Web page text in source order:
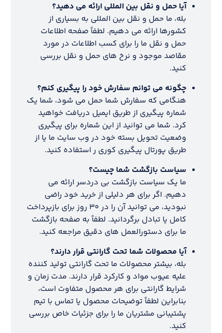
آیا حمل و نقل بین المللی ارائه می دهید؟
بله، ما حمل و نقل بین المللی به بسیاری از
کشورها ارائه می دهیم. لطفاً صفحه اطلاعات
حمل و نقل ما را برای کسب اطلاعات در مورد
مقاصد موجود و نرخ های حمل و نقل بررسی
کنید.
چگونه می توانم سفارش خود را پیگیری کنم؟
هنگامی که سفارش شما حمل می شود، شما یک
شماره پیگیری از طریق ایمیل دریافت خواهید
کرد. شما می توانید از این شماره برای پیگیری
وضعیت تحویل بسته خود در وب سایت ما یا از
طریق پورتال پیگیری کوری ر استفاده کنید.
سیاست بازگشت شما چیست؟
ما یک سیاست بازگشت بی دردسر ارائه می
دهیم. اگر برای هر دلیلی از خرید خود راضی
نبودید، می توانید آن را در ۳۰ روز برای بازپرداخت
کامل یا تبادل برگردانید. لطفاً به صفحه بازگشت
ما برای دستورالعمل های دقیق مراجعه کنید.
آیا محصولات شما تحت گارانتی قرار دارند؟
بله، بیشتر محصولات ما تحت گارانتی تولید کننده
علیه عیوب مواد و کارکرد قرار دارند. مدت زمان و
شرایط گارانتی برای هر محصول متفاوت است،
بنابراین لطفاً توضیحات محصول یا تماس با تیم
پشتیبانی مشتریان ما را برای جزئیات خاص بررسی
کنید.